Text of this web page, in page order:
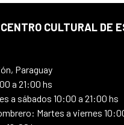
CULTURAL DE
Paraguay
a 21:00 hs
a sábados 10:00 a 21:00 hs
Martes a viernes